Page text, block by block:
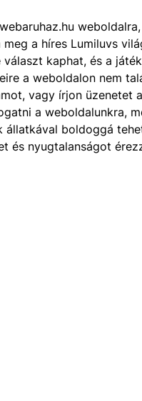
a híres Lumiluvs
kaphat, és a
a weboldalon nem
vagy írjon üzenetet
a weboldalunkra,
állatkával boldoggá
és nyugtalanságot